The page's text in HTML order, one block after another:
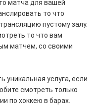
матча для вашей
то что
пустому залу.
то что вам
матчем, со своими
уникальная услуга, если
смотреть только
по хоккею в барах.